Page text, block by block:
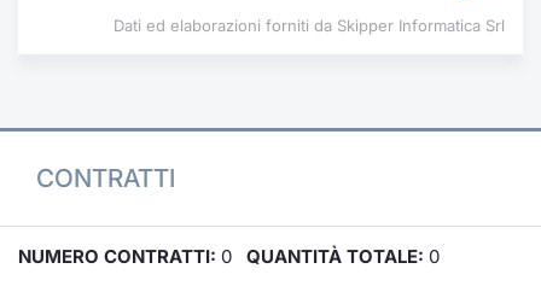
Dati ed elaborazioni forniti da Skipper Informatica Srl
CONTRATTI
NUMERO CONTRATTI: 0 QUANTITÀ TOTALE: 0